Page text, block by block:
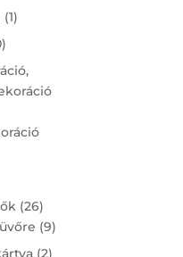
products
11
10
products
2626
products
99
22